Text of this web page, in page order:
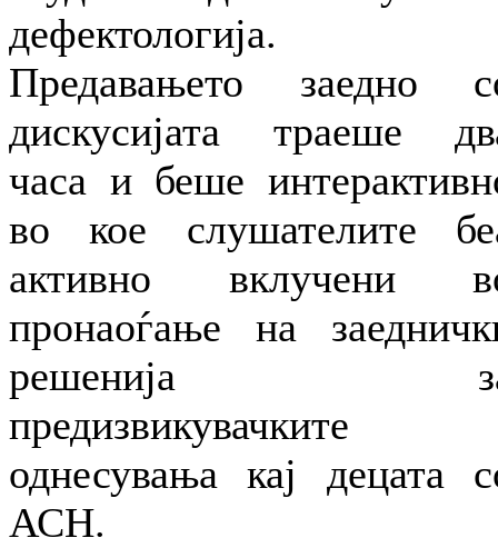
дефектологија.
Предавањето заедно
дискусијата траеше
часа и беше
во кое слушателите
активно вклучени
пронаоѓање на
решенија
предизвикувачките
однесувања кај децата
АСН.